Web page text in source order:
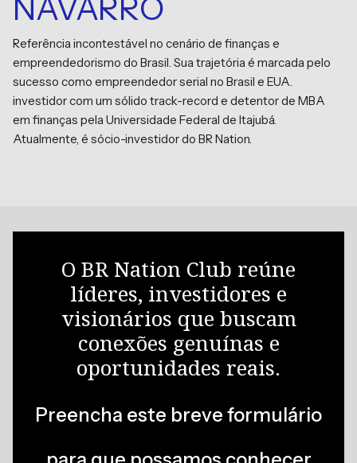
NAVARRO
Referência incontestável no cenário de finanças e
empreendedorismo do Brasil. Sua trajetória é marcada pelo
sucesso como empreendedor serial no Brasil e EUA.
investidor com um sólido track-record e detentor de MBA
em finanças pela Universidade Federal de Itajubá.
Atualmente, é sócio-investidor do BR Nation.
O BR Nation Club reúne
líderes, investidores e
visionários que buscam
conexões genuínas e
oportunidades reais.
Preencha este breve formulário